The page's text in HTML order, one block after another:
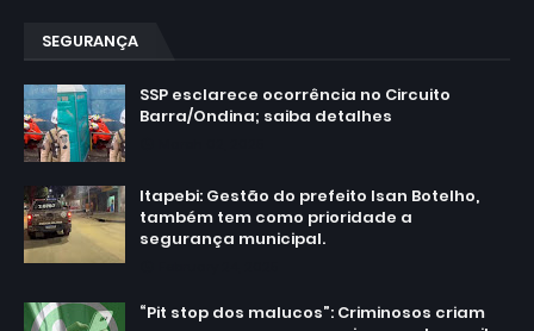
SEGURANÇA
SSP esclarece ocorrência no Circuito
Barra/Ondina; saiba detalhes
Itapebi: Gestão do prefeito Isan Botelho,
também tem como prioridade a
segurança municipal.
“Pit stop dos malucos”: Criminosos criam